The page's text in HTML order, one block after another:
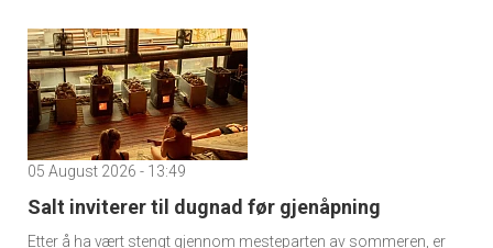
05 August 2026 - 13:49
Salt inviterer til dugnad før gjenåpning
Etter å ha vært stengt gjennom mesteparten av sommeren, er